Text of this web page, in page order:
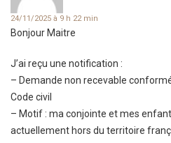
24/11/2025 à 9 h 22 min
Bonjour Maitre
J’ai reçu une notification :
– Demande non recevable
Code civil
– Motif : ma conjointe et mes
actuellement hors du territoire